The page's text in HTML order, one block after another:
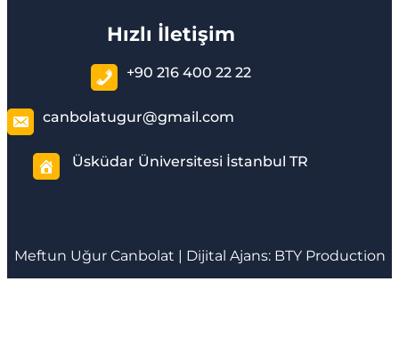
Hızlı İletişim
+90 216 400 22 22
canbolatugur@gmail.com
Üsküdar Üniversitesi İstanbul TR
Meftun Uğur Canbolat | Dijital Ajans: BTY Production